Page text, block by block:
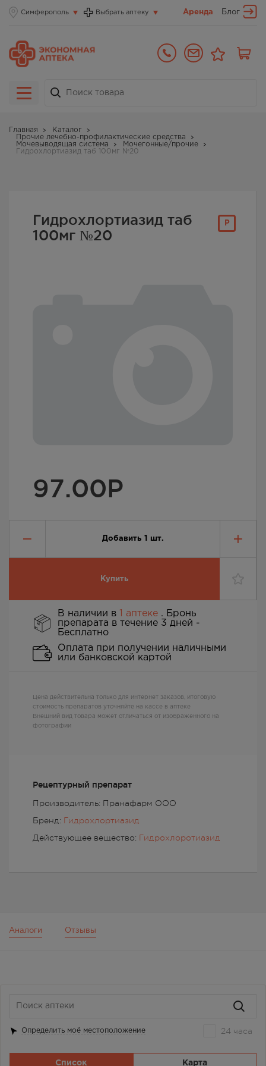
Симферополь Выбрать аптеку Аренда Блог
Главная
Каталог
Прочие лечебно-профилактические средства
Мочевыводящая система
Мочегонные/прочие
Гидрохлортиазид таб 100мг №20
Р
Гидрохлортиазид таб
100мг №20
97.00Р
Добавить 1 шт.
Купить
Рецептурный препарат
Производитель: Пранафарм ООО
Бренд: Гидрохлортиазид
Действующее вещество: Гидрохлоротиазид
В наличии в 1 аптеке . Бронь
препарата в течение 3 дней -
Бесплатно
Оплата при получении наличными
или банковской картой
Цена действительна только для интернет заказов, итоговую
стоимость препаратов уточняйте на кассе в аптеке
Внешний вид товара может отличаться от изображенного на
фотографии
Аналоги Отзывы
Определить моё местоположение 24 часа
Список Карта